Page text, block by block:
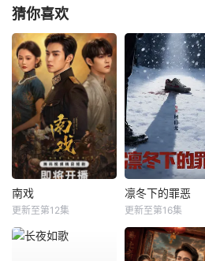
猜你喜欢
南戏
更新至第12集
凛冬下的罪恶
更新至第16集